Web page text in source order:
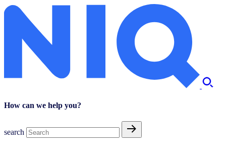
How can we help you?
search